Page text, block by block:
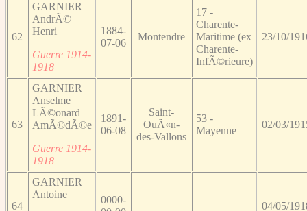
62
GARNIER
AndrÃ©
Henri
Guerre 1914-
1918
1884-
07-06
Montendre
17 -
Charente-
Maritime (ex
Charente-
InfÃ©rieure)
23/10/
63
GARNIER
Anselme
LÃ©onard
AmÃ©dÃ©e
Guerre 1914-
1918
1891-
06-08
Saint-
OuÃ«n-
des-Vallons
53 -
Mayenne
02/03/
64
GARNIER
Antoine
0000-
04/05/